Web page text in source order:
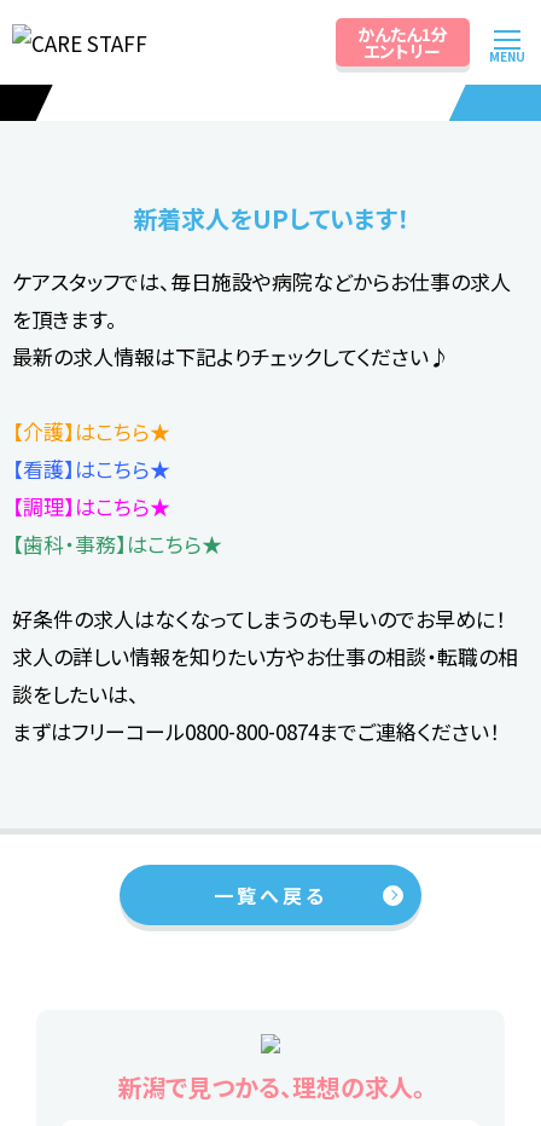
かんたん1分
エントリー MENU
お知らせ
新着求人をUPしています！
ケアスタッフでは、毎日施設や病院などからお仕事の求人
を頂きます。
最新の求人情報は下記よりチェックしてください♪
【介護】はこちら★
【看護】はこちら★
【調理】はこちら★
【歯科・事務】はこちら★
好条件の求人はなくなってしまうのも早いのでお早めに！
求人の詳しい情報を知りたい方やお仕事の相談・転職の相
談をしたいは、
まずはフリーコール0800-800-0874までご連絡ください！
一覧へ戻る
新潟で見つかる、理想の求人。